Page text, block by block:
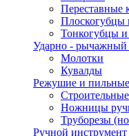
Переставные
Плоскогубцы
Тонкогубцы
Ударно - рычажный
Молотки
Кувалды
Режушие и
Ножницы
Труборезы
Ручной инструмент